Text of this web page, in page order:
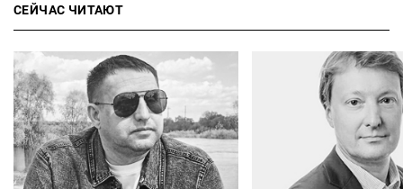
СЕЙЧАС ЧИТАЮТ